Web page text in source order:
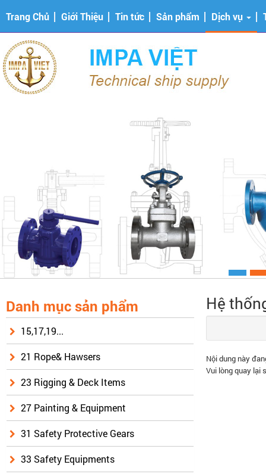
Trang Chủ Giới Thiệu Tin tức Sản phẩm Dịch vụ
Danh mục sản phẩm
15,17,19...
21 Rope& Hawsers
23 Rigging & Deck Items
27 Painting & Equipment
31 Safety Protective Gears
33 Safety Equipments
Hệ
Nội dung này
Vui lòng quay lại